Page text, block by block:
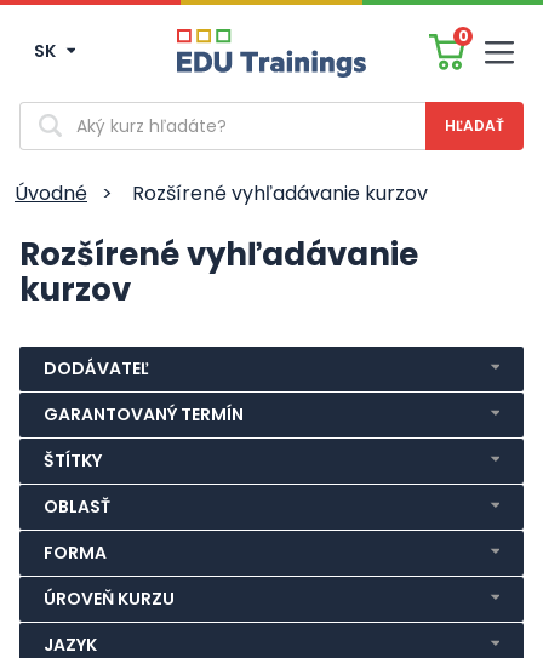
SK
0
Vyhľadávanie
Úvodné > Rozšírené vyhľadávanie kurzov
Rozšírené vyhľadávanie
kurzov
DODÁVATEĽ
GARANTOVANÝ TERMÍN
ŠTÍTKY
OBLASŤ
FORMA
ÚROVEŇ KURZU
JAZYK